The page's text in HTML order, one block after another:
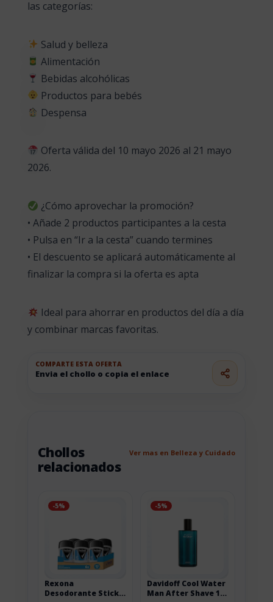
las categorías:
Salud y belleza
Alimentación
Bebidas alcohólicas
Productos para bebés
Despensa
Oferta válida del 10 mayo 2026 al 21 mayo
2026.
¿Cómo aprovechar la promoción?
• Añade 2 productos participantes a la cesta
• Pulsa en “Ir a la cesta” cuando termines
• El descuento se aplicará automáticamente al
finalizar la compra si la oferta es apta
Ideal para ahorrar en productos del día a día
y combinar marcas favoritas.
COMPARTE ESTA OFERTA
Envia el chollo o copia el enlace
Chollos
relacionados
Ver mas en Belleza y Cuidado
-5%
Rexona
Desodorante Stick
-5%
Davidoff Cool Water
Man After Shave 125